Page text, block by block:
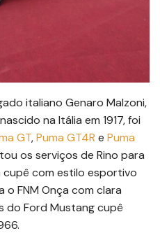
italiano Genaro Malzoni,
na Itália em 1917, foi
GT,Puma GT4R e Puma
os serviços de Rino para
com estilo esportivo
o FNM Onça com clara
do Ford Mustang cupê